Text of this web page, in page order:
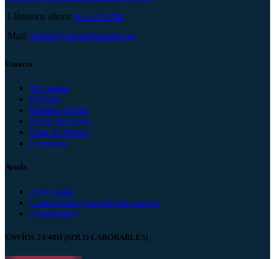
Llámanos ahora: 956 320 284
Mail: tienda@carruseljuguetes.es
Usuario
Mi cuenta
Pedidos
Detalles cuenta
Editar dirección
Lista de deseos
Comparar
Ayuda
Aviso legal
Condiciones generales de compra
Contáctanos
ENVÍOS 24/48H (SOLO LABORABLES)